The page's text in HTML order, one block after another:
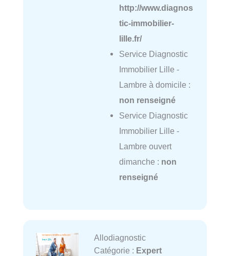
http://www.diagnos
tic-immobilier-
lille.fr/
Service Diagnostic
Immobilier Lille -
Lambre à domicile :
non renseigné
Service Diagnostic
Immobilier Lille -
Lambre ouvert
dimanche : non
renseigné
Allodiagnostic
Catégorie : Expert